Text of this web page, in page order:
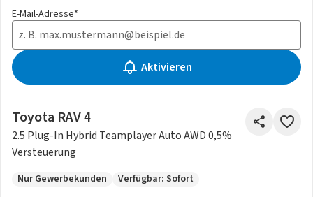
E-Mail-Adresse*
Aktivieren
Toyota RAV 4
2.5 Plug-In Hybrid Teamplayer Auto AWD 0,5%
Versteuerung
Nur Gewerbekunden Verfügbar: Sofort